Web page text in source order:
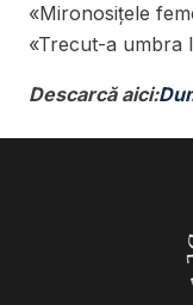
«Mironosițele
«Trecut-a umbra
Descarcă aici: